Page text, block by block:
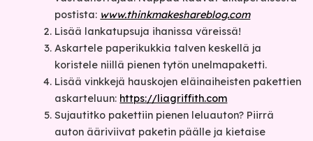
postista: www.thinkmakeshareblog.com
Lisää lankatupsuja ihanissa väreissä!
Askartele paperikukkia talven keskellä ja
koristele niillä pienen tytön unelmapaketti.
Lisää vinkkejä hauskojen eläinaiheisten pakettien
askarteluun: https://liagriffith.com
Sujautitko pakettiin pienen leluauton? Piirrä
auton ääriviivat paketin päälle ja kietaise